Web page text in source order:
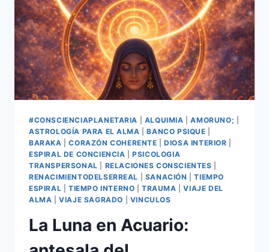
#CONSCIENCIAPLANETARIA ALQUIMIA |AMORUNO;
ASTROLOGÍA PARA EL ALMA |BANCO PSIQUE
BARAKA |CORAZÓN COHERENTE |DIOSA INTERIOR
ESPIRAL DE CONCIENCIA |PSICOLOGIA
TRANSPERSONAL
RELACIONES CONSCIENTES
RENACIMIENTODELSERREAL
SANACIÓN |TIEMPO
ESPIRAL
TIEMPO INTERNO |TRAUMA |VIAJE DEL
ALMA |VIAJE SAGRADO VINCULOS
La Luna en Acuario: